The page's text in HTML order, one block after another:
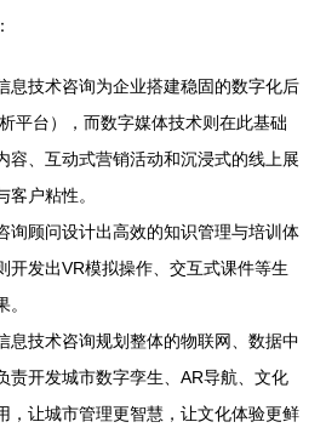
息技术咨询为企业搭建稳固的数字化后
平台），而数字媒体技术则在此基础
容、互动式营销活动和沉浸式的线上展
户粘性。
询顾问设计出高效的知识管理与培训体
开发出VR模拟操作、交互式课件等生
息技术咨询规划整体的物联网、数据中
责开发城市数字孪生、AR导航、文化
，让城市管理更智慧，让文化体验更鲜